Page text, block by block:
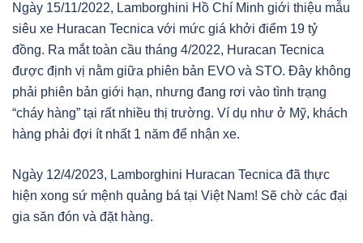
Ngày 15/11/2022, Lamborghini Hồ Chí Minh giới thiệu mẫu
siêu xe Huracan Tecnica với mức giá khởi điểm 19 tỷ
đồng. Ra mắt toàn cầu tháng 4/2022, Huracan Tecnica
được định vị nằm giữa phiên bản EVO và STO. Đây không
phải phiên bản giới hạn, nhưng đang rơi vào tình trạng
“cháy hàng” tại rất nhiều thị trường. Ví dụ như ở Mỹ, khách
hàng phải đợi ít nhất 1 năm để nhận xe.
Ngày 12/4/2023, Lamborghini Huracan Tecnica đã thực
hiện xong sứ mệnh quảng bá tại Việt Nam! Sẽ chờ các đại
gia săn đón và đặt hàng.